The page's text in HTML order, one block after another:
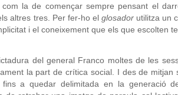
com la de començar sempre pensant el
altres tres. Per fer-ho elglosador utilitza un
i el coneixement que els que escolten
del general Franco moltes de les
la part de crítica social. I des de mitjan
a quedar delimitada en la generació